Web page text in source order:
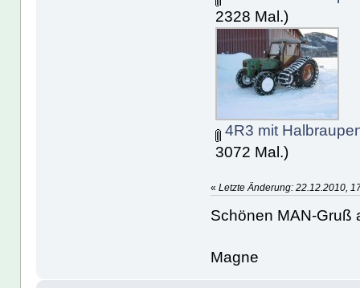
2328 Mal.)
4R3 mit
3072 Mal.)
«Letzte Änderung: 22.12.2010,
Schönen MAN-Gruß
Magne